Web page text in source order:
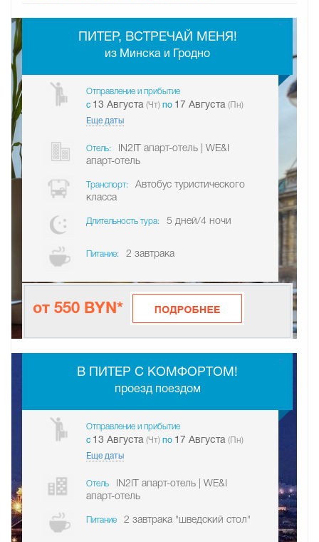
ПИТЕР, ВСТРЕЧАЙ МЕНЯ!
из Минска и Гродно
Отправление и прибытие
c 13 Августа (Чт) по 17 Августа (Пн)
Еще даты
Отель:
IN2IT апарт-отель | WE&I
апарт-отель
Транспорт:
Автобус туристического
класса
Длительность тура: 5 дней/4 ночи
Питание: 2 завтрака
от 550 BYN*
-
В ПИТЕР С КОМФОРТОМ!
проезд поездом
Отправление и прибытие
c 13 Августа (Чт) по 17 Августа (Пн)
Еще даты
Отель
IN2IT апарт-отель | WE&I
апарт-отель
Питание 2 завтрака "шведский стол"
-